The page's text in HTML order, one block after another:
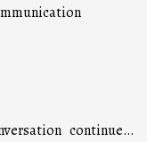
continue…